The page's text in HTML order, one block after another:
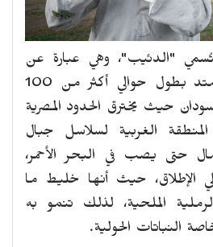
فتُسمي "الدئيب"، وهي عبارة عن
مجرى مائي واسع، يمتد بطول حوالي أكثر من 100
حيث يخترق الحدود المصرية
الغربية لسلاسل جبال
حتى يصب في البحر الأحمر،
الإطلاق، حيث أنها خليط ما
الملحية، لذلك تنمو به
النباتات الحولية.